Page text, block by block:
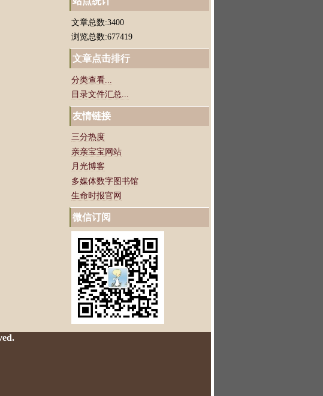
文章总数:3400
浏览总数:677419
文章点击排行
分类查看...
目录文件汇总...
友情链接
三分热度
亲亲宝宝网站
月光博客
多媒体数字图书馆
生命时报官网
微信订阅